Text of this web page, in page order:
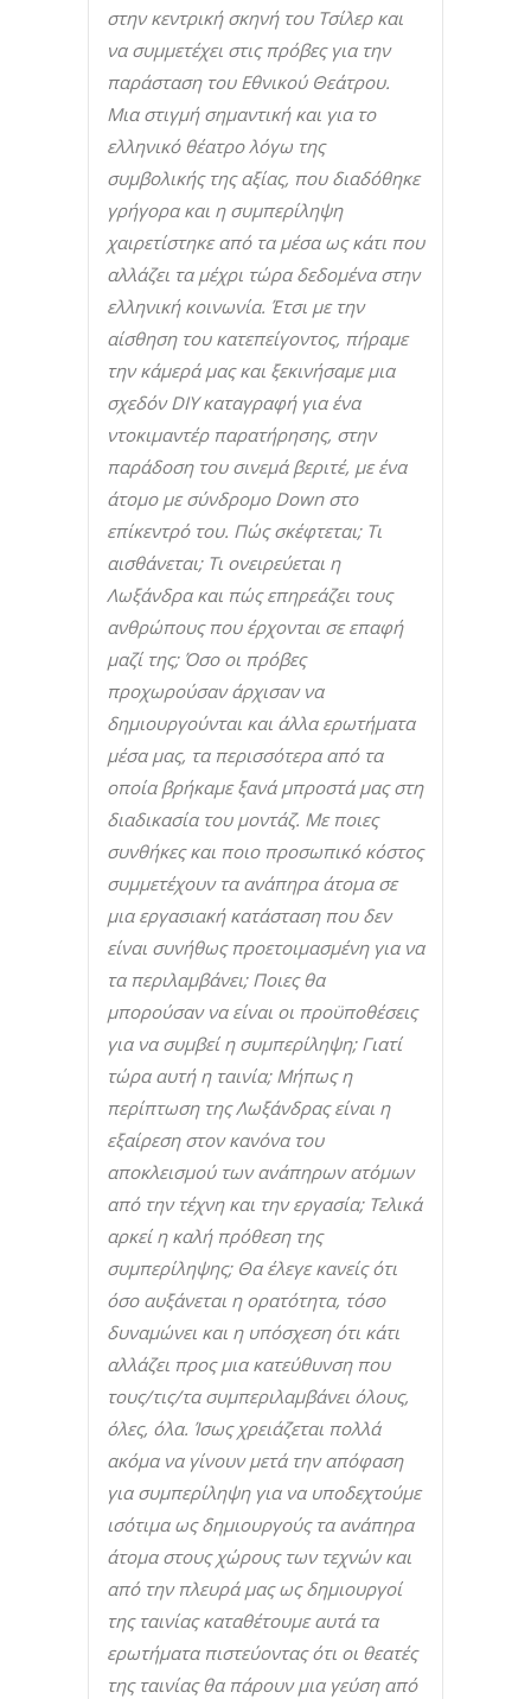
στην κεντρική σκηνή του Τσίλερ και
να συμμετέχει στις πρόβες για την
παράσταση του Εθνικού Θεάτρου.
Μια στιγμή σημαντική και για το
ελληνικό θέατρο λόγω της
συμβολικής της αξίας, που διαδόθηκε
γρήγορα και η συμπερίληψη
χαιρετίστηκε από τα μέσα ως κάτι που
αλλάζει τα μέχρι τώρα δεδομένα στην
ελληνική κοινωνία. Έτσι με την
αίσθηση του κατεπείγοντος, πήραμε
την κάμερά μας και ξεκινήσαμε μια
σχεδόν DIY καταγραφή για ένα
ντοκιμαντέρ παρατήρησης, στην
παράδοση του σινεμά βεριτέ, με ένα
άτομο με σύνδρομο Down στο
επίκεντρό του. Πώς σκέφτεται; Τι
αισθάνεται; Τι ονειρεύεται η
Λωξάνδρα και πώς επηρεάζει τους
ανθρώπους που έρχονται σε επαφή
μαζί της; Όσο οι πρόβες
προχωρούσαν άρχισαν να
δημιουργούνται και άλλα ερωτήματα
μέσα μας, τα περισσότερα από τα
οποία βρήκαμε ξανά μπροστά μας στη
διαδικασία του μοντάζ. Με ποιες
συνθήκες και ποιο προσωπικό κόστος
συμμετέχουν τα ανάπηρα άτομα σε
μια εργασιακή κατάσταση που δεν
είναι συνήθως προετοιμασμένη για να
τα περιλαμβάνει; Ποιες θα
μπορούσαν να είναι οι προϋποθέσεις
για να συμβεί η συμπερίληψη; Γιατί
τώρα αυτή η ταινία; Μήπως η
περίπτωση της Λωξάνδρας είναι η
εξαίρεση στον κανόνα του
αποκλεισμού των ανάπηρων ατόμων
από την τέχνη και την εργασία; Τελικά
αρκεί η καλή πρόθεση της
συμπερίληψης; Θα έλεγε κανείς ότι
όσο αυξάνεται η ορατότητα, τόσο
δυναμώνει και η υπόσχεση ότι κάτι
αλλάζει προς μια κατεύθυνση που
τους/τις/τα συμπεριλαμβάνει όλους,
όλες, όλα. Ίσως χρειάζεται πολλά
ακόμα να γίνουν μετά την απόφαση
για συμπερίληψη για να υποδεχτούμε
ισότιμα ως δημιουργούς τα ανάπηρα
άτομα στους χώρους των τεχνών και
από την πλευρά μας ως δημιουργοί
της ταινίας καταθέτουμε αυτά τα
ερωτήματα πιστεύοντας ότι οι θεατές
της ταινίας θα πάρουν μια γεύση από